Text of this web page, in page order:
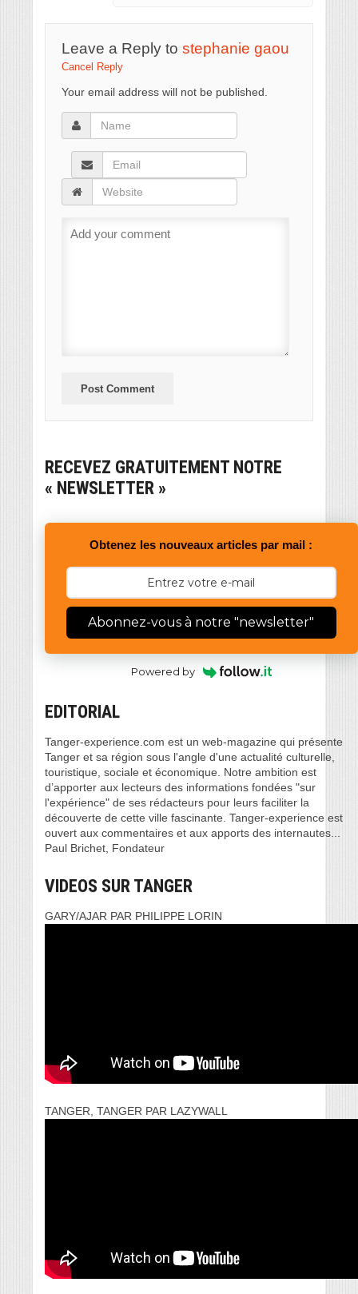
Leave a Reply to stephanie gaou
Cancel Reply
Your email address will not be published.
RECEVEZ GRATUITEMENT NOTRE
« NEWSLETTER »
Obtenez les nouveaux articles par mail :
Abonnez-vous à notre "newsletter"
Powered by
EDITORIAL
Tanger-experience.com est un web-magazine qui présente
Tanger et sa région sous l'angle d'une actualité culturelle,
touristique, sociale et économique. Notre ambition est
d’apporter aux lecteurs des informations fondées "sur
l'expérience" de ses rédacteurs pour leurs faciliter la
découverte de cette ville fascinante. Tanger-experience est
ouvert aux commentaires et aux apports des internautes...
Paul Brichet, Fondateur
VIDEOS SUR TANGER
GARY/AJAR PAR PHILIPPE LORIN
TANGER, TANGER PAR LAZYWALL